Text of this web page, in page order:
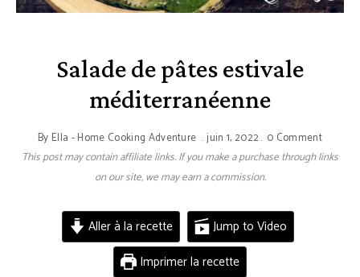
Salade de pâtes estivale
méditerranéenne
By Ella - Home Cooking Adventure juin 1, 2022 0 Comment
This post may contain affiliate links. If you make a purchase through links
on our site, we may earn a commission.
Aller à la recette
Jump to Video
Imprimer la recette